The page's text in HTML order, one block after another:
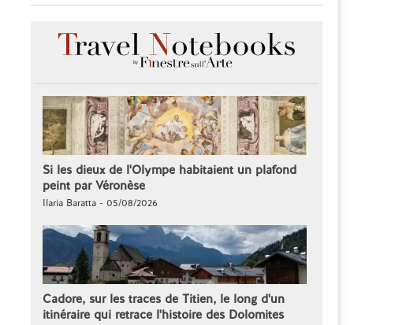
Si les dieux de l'Olympe habitaient un plafond
peint par Véronèse
Ilaria Baratta - 05/08/2026
Cadore, sur les traces de Titien, le long d'un
itinéraire qui retrace l'histoire des Dolomites